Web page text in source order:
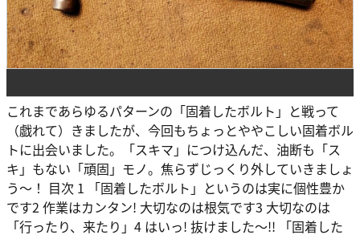
これまであらゆるパターンの「固着したボルト」と戦って
（戯れて）きましたが、今回もちょっとややこしい固着ボル
トに出会いました。「スキマ」につけ込んだ、油断も「ス
キ」もない「頑固」モノ。焦らずじっくり外していきましょ
う～！ 目次 1 「固着したボルト」というのは実に個性豊か
です2 作業はカンタン! 大切なのは根気です3 大切なのは
「行ったり、来たり」4 はいっ! 抜けました～!! 「固着した